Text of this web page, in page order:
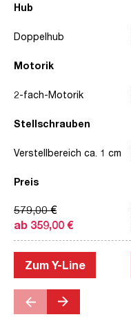
Hub
Motorik
Stellschrauben
Preis
Doppelhub
2-fach-Motorik
Verstellbereich ca. 1 cm
ab 359,00 €
579,00 €
Zum Y-Line